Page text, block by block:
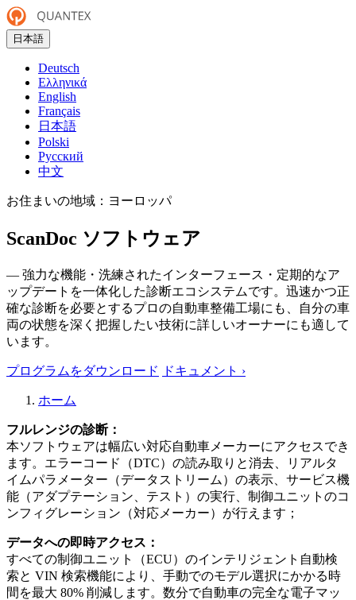
日本語
Deutsch
Ελληνικά
English
Français
日本語
Polski
Русский
中文
お住まいの地域： ヨーロッパ
ScanDoc ソフトウェア
— 強力な機能・洗練されたインターフェース・定期的なア
ップデートを一体化した診断エコシステムです。迅速かつ正
確な診断を必要とするプロの自動車整備工場にも、自分の車
両の状態を深く把握したい技術に詳しいオーナーにも適して
います。
プログラムをダウンロード ドキュメント ›
ホーム
フルレンジの診断：
本ソフトウェアは幅広い対応自動車メーカーにアクセスでき
ます。エラーコード（DTC）の読み取りと消去、リアルタ
イムパラメーター（データストリーム）の表示、サービス機
能（アダプテーション、テスト）の実行、制御ユニットのコ
ンフィグレーション（対応メーカー）が行えます；
データへの即時アクセス：
すべての制御ユニット（ECU）のインテリジェント自動検
索と VIN 検索機能により、手動でのモデル選択にかかる時
間を最大 80% 削減します。数分で自動車の完全な電子マッ